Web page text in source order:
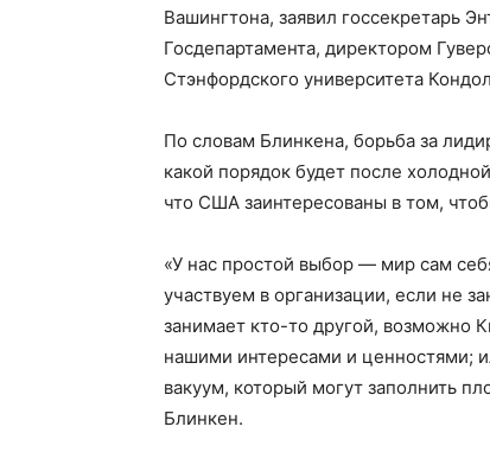
Вашингтона, заявил госсекретарь
Госдепартамента, директором
Стэнфордского университета
По словам Блинкена, борьба за
какой порядок будет после
что США заинтересованы в том,
«У нас простой выбор — мир сам
участвуем в организации, если не
занимает кто-то другой, возможно
нашими интересами и ценностями;
вакуум, который могут заполнить
Блинкен.